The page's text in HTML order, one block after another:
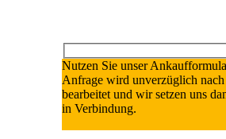
Nutzen Sie unser
Anfrage wird unverzüglich
bearbeitet und wir setzen uns
in Verbindung.